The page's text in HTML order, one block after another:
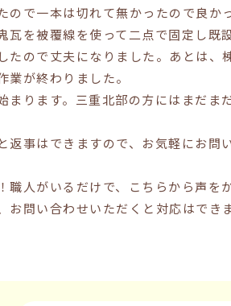
ので一本は切れて無かったので良か
瓦を被覆線を使って二点で固定し既
たので丈夫になりました。あとは、
が終わりました。
まります。三重北部の方にはまだま
返事はできますので、お気軽にお問
職人がいるだけで、こちらから声を
お問い合わせいただくと対応はでき